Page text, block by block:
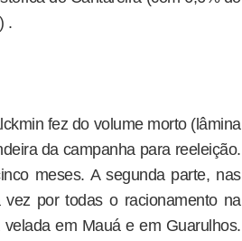
.
fez do volume morto (lâmina
da campanha para reeleição.
meses. A segunda parte, nas
por todas o racionamento na
em Mauá e em Guarulhos.